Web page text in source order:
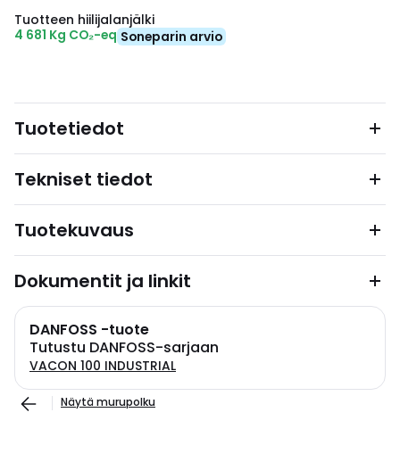
Tuotteen hiilijalanjälki
4 681 Kg CO₂-eq Soneparin arvio
Tuotetiedot
Tekniset tiedot
Tuotekuvaus
Dokumentit ja linkit
DANFOSS -tuote
Tutustu DANFOSS-sarjaan
VACON 100 INDUSTRIAL
Näytä murupolku